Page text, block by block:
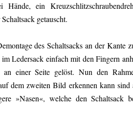
Hände, ein
getauscht.
des Schaltsacks an der Kante
Ledersack einfach mit den Fingern
an einer Seite gelöst. Nun den
dem zweiten Bild erkennen kann
»Nasen«, welche den Schaltsack